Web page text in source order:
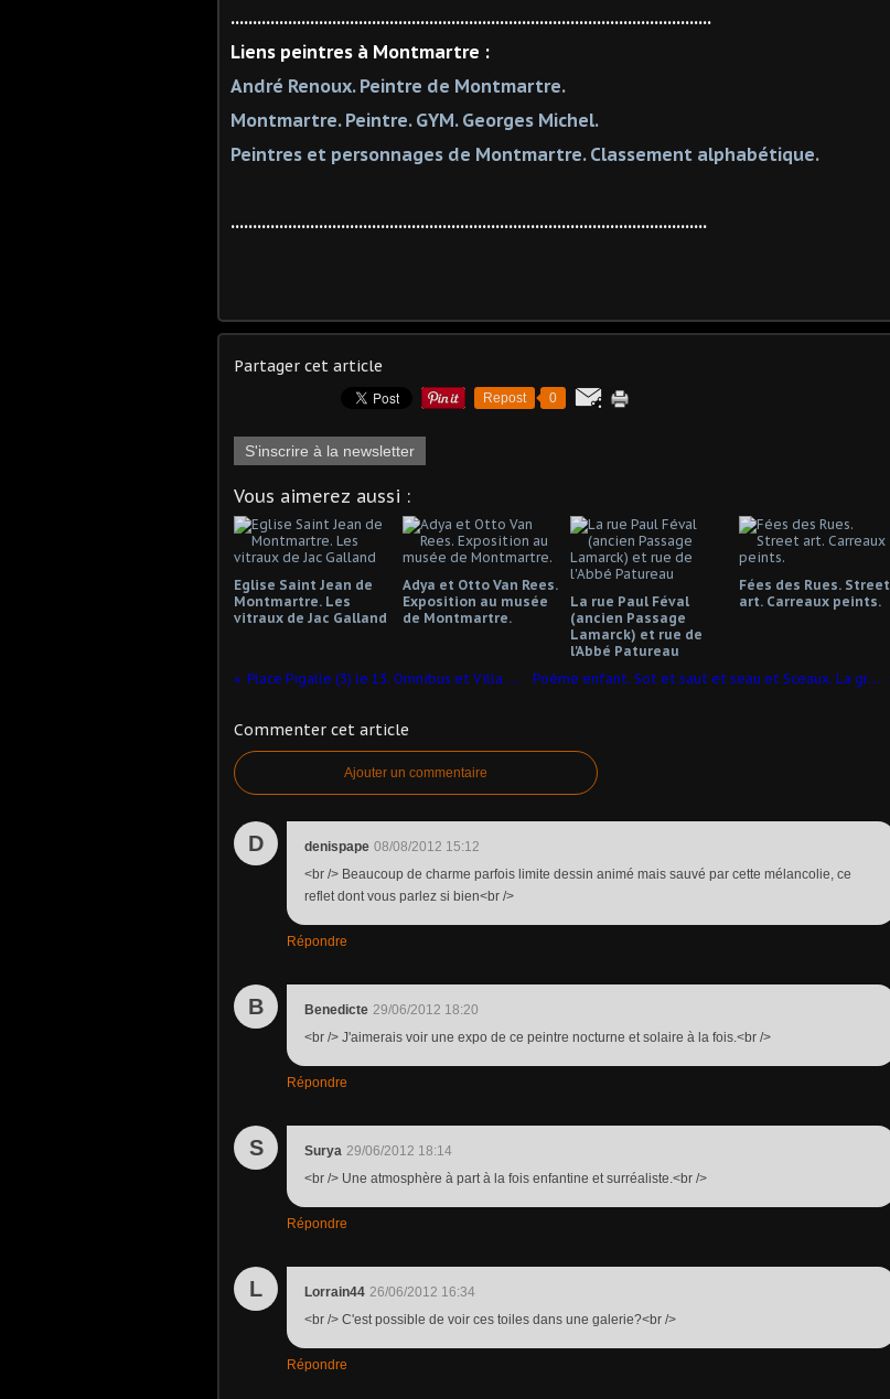
.............................................................................................................
Liens peintres à Montmartre :
André Renoux. Peintre de Montmartre.
Montmartre. Peintre. GYM. Georges Michel.
Peintres et personnages de Montmartre. Classement alphabétique.
............................................................................................................
Partager cet article
Repost 0
S'inscrire à la newsletter
Vous aimerez aussi :
Eglise Saint Jean de
Montmartre. Les
vitraux de Jac Galland
Adya et Otto Van Rees.
Exposition au musée
de Montmartre.
La rue Paul Féval
(ancien Passage
Lamarck) et rue de
l'Abbé Patureau
Fées des Rues. Street
art. Carreaux peints.
Place Pigalle (3) le 13. Omnibus et Villa Royale. Poème enfant. Sot et saut et seau et Sceaux. La grenouille
Commenter cet article
Ajouter un commentaire
D denispape 08/08/2012 15:12
<br /> Beaucoup de charme parfois limite dessin animé mais sauvé par cette mélancolie, ce
reflet dont vous parlez si bien<br />
Répondre
B Benedicte 29/06/2012 18:20
<br /> J'aimerais voir une expo de ce peintre nocturne et solaire à la fois.<br />
Répondre
S Surya 29/06/2012 18:14
<br /> Une atmosphère à part à la fois enfantine et surréaliste.<br />
Répondre
L Lorrain44 26/06/2012 16:34
<br /> C'est possible de voir ces toiles dans une galerie?<br />
Répondre